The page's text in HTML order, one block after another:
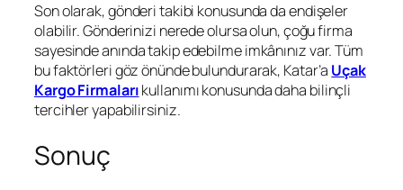
Son olarak, gönderi takibi konusunda da endişeler
olabilir. Gönderinizi nerede olursa olun, çoğu firma
sayesinde anında takip edebilme imkânınız var. Tüm
bu faktörleri göz önünde bulundurarak, Katar’a Uçak
Kargo Firmalarıkullanımı konusunda daha bilinçli
tercihler yapabilirsiniz.
Sonuç